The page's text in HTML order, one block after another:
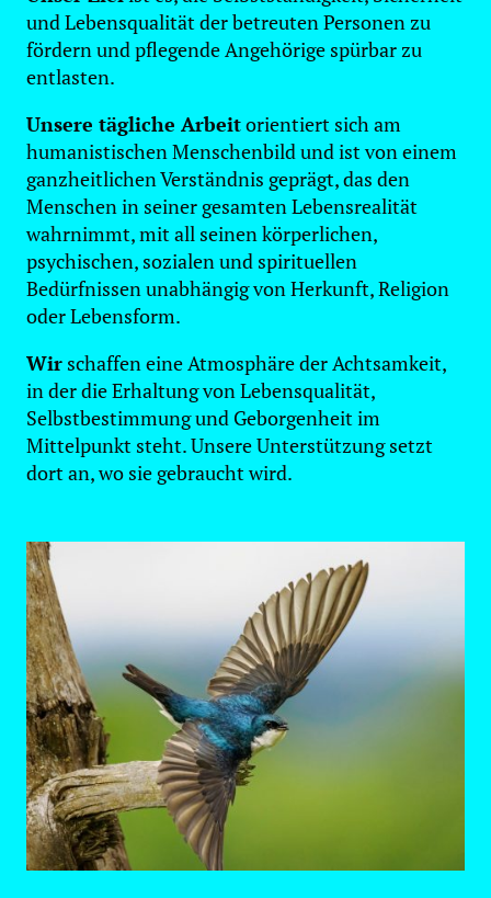
und Lebensqualität der betreuten Personen zu
fördern und pflegende Angehörige spürbar zu
entlasten.
Unsere tägliche Arbeitorientiert sich am
humanistischen Menschenbild und ist von einem
ganzheitlichen Verständnis geprägt, das den
Menschen in seiner gesamten Lebensrealität
wahrnimmt, mit all seinen körperlichen,
psychischen, sozialen und spirituellen
Bedürfnissen unabhängig von Herkunft, Religion
oder Lebensform.
Wir schaffen eine Atmosphäre der Achtsamkeit,
in der die Erhaltung von Lebensqualität,
Selbstbestimmung und Geborgenheit im
Mittelpunkt steht. Unsere Unterstützung setzt
dort an, wo sie gebraucht wird.